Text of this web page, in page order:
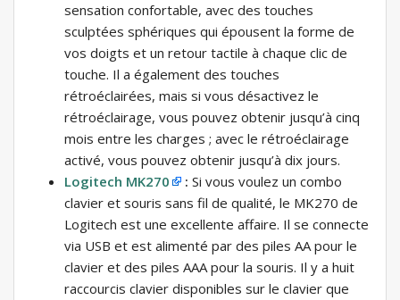
sensation confortable, avec des touches
sculptées sphériques qui épousent la forme de
vos doigts et un retour tactile à chaque clic de
touche. Il a également des touches
rétroéclairées, mais si vous désactivez le
rétroéclairage, vous pouvez obtenir jusqu’à cinq
mois entre les charges ; avec le rétroéclairage
activé, vous pouvez obtenir jusqu’à dix jours.
Logitech MK270
: Si vous voulez un combo
clavier et souris sans fil de qualité, le MK270 de
Logitech est une excellente affaire. Il se connecte
via USB et est alimenté par des piles AA pour le
clavier et des piles AAA pour la souris. Il y a huit
raccourcis clavier disponibles sur le clavier que